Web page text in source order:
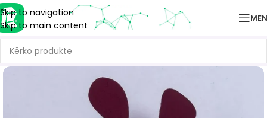
Skip to navigation
Skip to main content